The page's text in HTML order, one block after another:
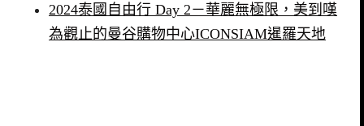
2024泰國自由行 Day 2－華麗無極限，美到嘆
為觀止的曼谷購物中心ICONSIAM暹羅天地